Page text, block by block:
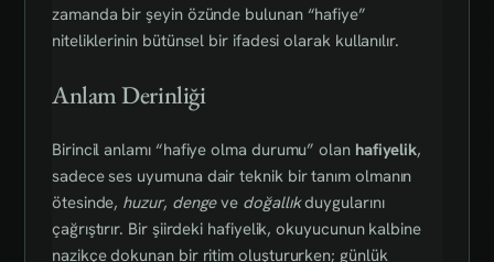
zamanda bir şeyin özünde bulunan “hafiye”
niteliklerinin bütünsel bir ifadesi olarak kullanılır.
Anlam Derinliği
Birincil anlamı “hafiye olma durumu” olan hafiyelik,
sadece ses uyumuna dair teknik bir tanım olmanın
ötesinde, huzur, dengeve doğallıkduygularını
çağrıştırır. Bir şiirdeki hafiyelik, okuyucunun kalbine
nazikçe dokunan bir ritim oluştururken; günlük